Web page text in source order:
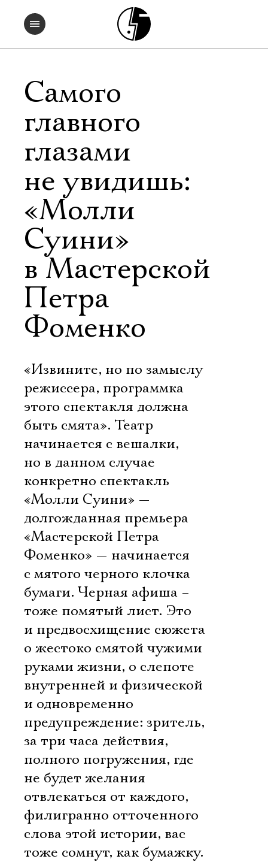
Самого
главного
глазами
не увидишь:
«Молли
Суини»
в Мастерской
Петра
Фоменко
«Извините, но по замыслу
режиссера, программка
этого спектакля должна
быть смята». Театр
начинается с вешалки,
но в данном случае
конкретно спектакль
«Молли Суини» —
долгожданная премьера
«Мастерской Петра
Фоменко» — начинается
с мятого черного клочка
бумаги. Черная афиша –
тоже помятый лист. Это
и предвосхищение сюжета
о жестоко смятой чужими
руками жизни, о слепоте
внутренней и физической
и одновременно
предупреждение: зритель,
за три часа действия,
полного погружения, где
не будет желания
отвлекаться от каждого,
филигранно отточенного
слова этой истории, вас
тоже сомнут, как бумажку.